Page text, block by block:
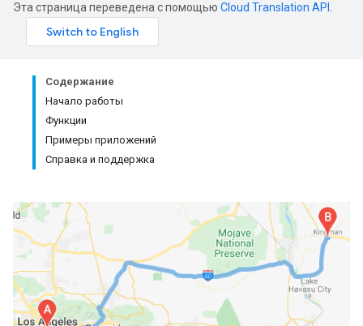
Эта страница переведена с помощью Cloud Translation API
Содержание
Начало работы
Функции
Примеры приложений
Справка и поддержка